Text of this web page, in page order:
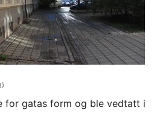
for gatas form og ble vedtatt i